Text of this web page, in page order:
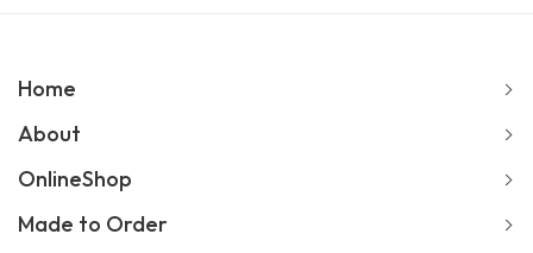
Home
About
OnlineShop
Made to Order